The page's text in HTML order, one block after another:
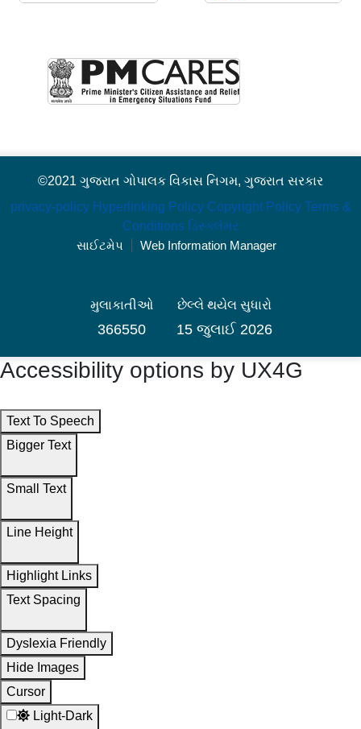
©2021 ગુજરાત ગોપાલક વિકાસ નિગમ, ગુજરાત સરકાર
privacy-policy Hyperlinking Policy Copyright Policy Terms &
Conditions ડિસ્ક્લેમર
સાઈટમેપ
Web Information Manager
મુલાકાતીઓ
366550
છેલ્લે થયેલ સુધારો
15 જુલાઈ 2026
Accessibility options by UX4G
Text To Speech
Bigger Text
Small Text
Line Height
Highlight Links
Text Spacing
Dyslexia Friendly
Hide Images
Cursor
Light-Dark